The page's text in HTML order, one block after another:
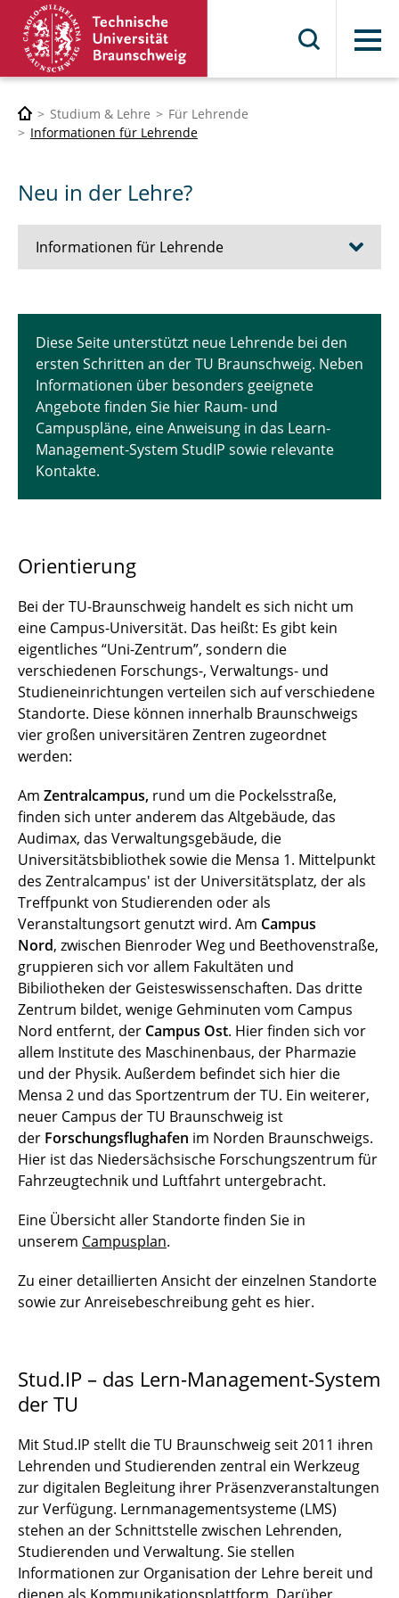
Menü
Studium & Lehre
Für Lehrende
Informationen für Lehrende
Neu in der Lehre?
Informationen für Lehrende
Neu in der Lehre?
Strategiepapiere für Studium und Lehre
Studienqualitätsmittel
Studiengangsentwicklung
Diese Seite unterstützt neue Lehrende bei den
ersten Schritten an der TU Braunschweig. Neben
Informationen über besonders geeignete
Angebote finden Sie hier Raum- und
Campuspläne, eine Anweisung in das Learn-
Management-System StudIP sowie relevante
Kontakte.
Orientierung
Bei der TU-Braunschweig handelt es sich nicht um
eine Campus-Universität. Das heißt: Es gibt kein
eigentliches “Uni-Zentrum”, sondern die
verschiedenen Forschungs-, Verwaltungs- und
Studieneinrichtungen verteilen sich auf verschiedene
Standorte. Diese können innerhalb Braunschweigs
vier großen universitären Zentren zugeordnet
werden:
Am Zentralcampus, rund um die Pockelsstraße,
finden sich unter anderem das Altgebäude, das
Audimax, das Verwaltungsgebäude, die
Universitätsbibliothek sowie die Mensa 1. Mittelpunkt
des Zentralcampus' ist der Universitätsplatz, der als
Treffpunkt von Studierenden oder als
Veranstaltungsort genutzt wird. Am Campus
Nord, zwischen Bienroder Weg und Beethovenstraße,
gruppieren sich vor allem Fakultäten und
Bibiliotheken der Geisteswissenschaften. Das dritte
Zentrum bildet, wenige Gehminuten vom Campus
Nord entfernt, der Campus Ost. Hier finden sich vor
allem Institute des Maschinenbaus, der Pharmazie
und der Physik. Außerdem befindet sich hier die
Mensa 2 und das Sportzentrum der TU. Ein weiterer,
neuer Campus der TU Braunschweig ist
der Forschungsflughafen im Norden Braunschweigs.
Hier ist das Niedersächsische Forschungszentrum für
Fahrzeugtechnik und Luftfahrt untergebracht.
Eine Übersicht aller Standorte finden Sie in
unserem Campusplan.
Zu einer detaillierten Ansicht der einzelnen Standorte
sowie zur Anreisebeschreibung geht es hier.
Stud.IP – das Lern-Management-System
der TU
Mit Stud.IP stellt die TU Braunschweig seit 2011 ihren
Lehrenden und Studierenden zentral ein Werkzeug
zur digitalen Begleitung ihrer Präsenzveranstaltungen
zur Verfügung. Lernmanagementsysteme (LMS)
stehen an der Schnittstelle zwischen Lehrenden,
Studierenden und Verwaltung. Sie stellen
Informationen zur Organisation der Lehre bereit und